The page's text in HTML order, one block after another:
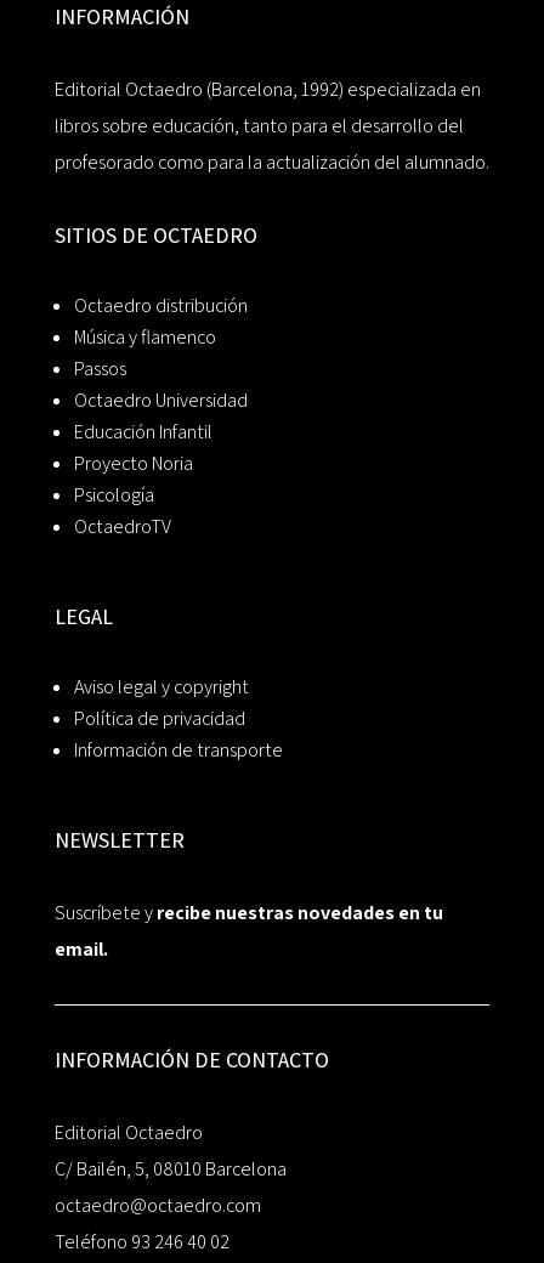
INFORMACIÓN
Editorial Octaedro (Barcelona, 1992) especializada en
libros sobre educación, tanto para el desarrollo del
profesorado como para la actualización del alumnado.
SITIOS DE OCTAEDRO
Octaedro distribución
Música y flamenco
Passos
Octaedro Universidad
Educación Infantil
Proyecto Noria
Psicología
OctaedroTV
LEGAL
Aviso legal y copyright
Política de privacidad
Información de transporte
NEWSLETTER
Suscríbete yrecibe nuestras novedades en tu
email.
INFORMACIÓN DE CONTACTO
Editorial Octaedro
C/ Bailén, 5, 08010 Barcelona
octaedro@octaedro.com
Teléfono 93 246 40 02